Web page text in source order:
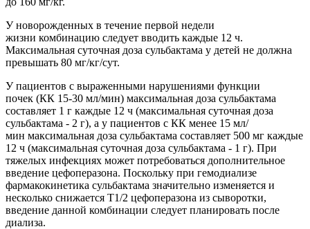
У новорожденных в течение первой недели
жизни комбинацию следует вводить каждые 12 ч.
Максимальная суточная доза сульбактама у детей не должна
превышать 80 мг/кг/сут.
У пациентов с выраженными нарушениями функции
почек (КК 15-30 мл/мин) максимальная доза сульбактама
составляет 1 г каждые 12 ч (максимальная суточная доза
сульбактама - 2 г), а у пациентов с КК менее 15 мл/
мин максимальная доза сульбактама составляет 500 мг каждые
12 ч (максимальная суточная доза сульбактама - 1 г). При
тяжелых инфекциях может потребоваться дополнительное
введение цефоперазона. Поскольку при гемодиализе
фармакокинетика сульбактама значительно изменяется и
несколько снижается T1/2 цефоперазона из сыворотки,
введение данной комбинации следует планировать после
диализа.